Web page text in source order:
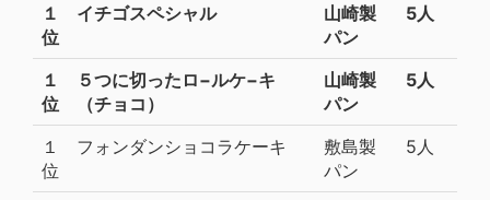
１
位
イチゴスペシャル
山崎製
パン
5人
１
位
５つに切ったロ−ルケ−キ
（チョコ）
山崎製
パン
5人
１
位
フォンダンショコラケーキ
敷島製
パン
5人